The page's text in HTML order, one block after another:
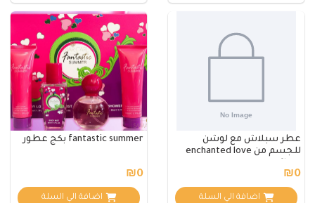
عطر سبلاش مع لوشن
للجسم من enchanted love
₪0
اضافة الي السلة
fantastic summer بكج عطور
₪0
اضافة الي السلة